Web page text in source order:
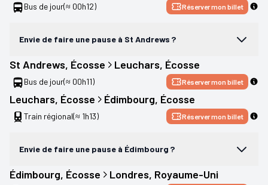
Bus de jour(≈ 00h12) Réserver mon billet
Envie de faire une pause à St Andrews ?
St Andrews, Écosse Leuchars, Écosse
Bus de jour(≈ 00h11) Réserver mon billet
Leuchars, Écosse Édimbourg, Écosse
Train régional(≈ 1h13) Réserver mon billet
Envie de faire une pause à Édimbourg ?
Édimbourg, Écosse Londres, Royaume-Uni